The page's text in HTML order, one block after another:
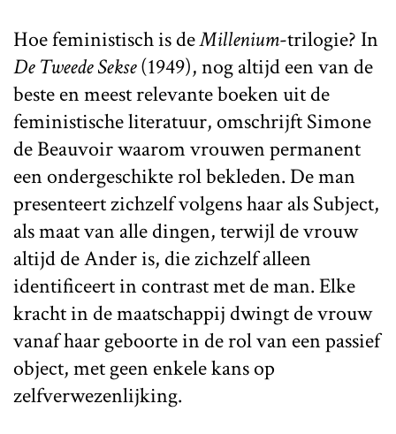
Hoe feministisch is deMillenium-trilogie? In
De Tweede Sekse(1949), nog altijd een van de
beste en meest relevante boeken uit de
feministische literatuur, omschrijft Simone
de Beauvoir waarom vrouwen permanent
een ondergeschikte rol bekleden. De man
presenteert zichzelf volgens haar als Subject,
als maat van alle dingen, terwijl de vrouw
altijd de Ander is, die zichzelf alleen
identificeert in contrast met de man. Elke
kracht in de maatschappij dwingt de vrouw
vanaf haar geboorte in de rol van een passief
object, met geen enkele kans op
zelfverwezenlijking.